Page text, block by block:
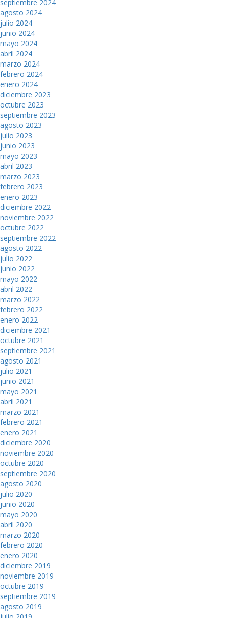
septiembre 2024
agosto 2024
julio 2024
junio 2024
mayo 2024
abril 2024
marzo 2024
febrero 2024
enero 2024
diciembre 2023
octubre 2023
septiembre 2023
agosto 2023
julio 2023
junio 2023
mayo 2023
abril 2023
marzo 2023
febrero 2023
enero 2023
diciembre 2022
noviembre 2022
octubre 2022
septiembre 2022
agosto 2022
julio 2022
junio 2022
mayo 2022
abril 2022
marzo 2022
febrero 2022
enero 2022
diciembre 2021
octubre 2021
septiembre 2021
agosto 2021
julio 2021
junio 2021
mayo 2021
abril 2021
marzo 2021
febrero 2021
enero 2021
diciembre 2020
noviembre 2020
octubre 2020
septiembre 2020
agosto 2020
julio 2020
junio 2020
mayo 2020
abril 2020
marzo 2020
febrero 2020
enero 2020
diciembre 2019
noviembre 2019
octubre 2019
septiembre 2019
agosto 2019